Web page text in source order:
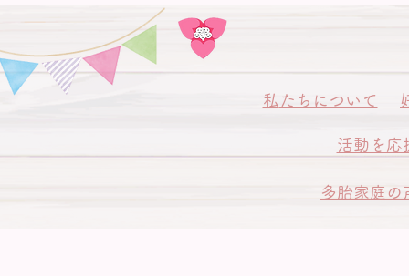
私 たちについて
活動を応
多胎家庭の